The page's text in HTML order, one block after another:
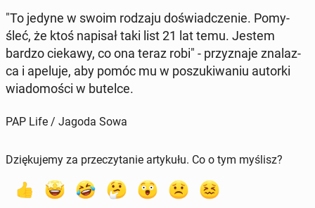
"To jedyne w swoim rodzaju do­świad­cze­nie. Po­my­
śleć, że ktoś napisał taki list 21 lat temu. Jestem
bardzo ciekawy, co ona teraz robi" - przy­zna­je zna­laz­
ca i apeluje, aby pomóc mu w po­szu­ki­wa­niu autorki
wia­do­mo­ści w butelce.
PAP Life / Jagoda Sowa
Dziękujemy za przeczytanie artykułu. Co o tym myślisz?